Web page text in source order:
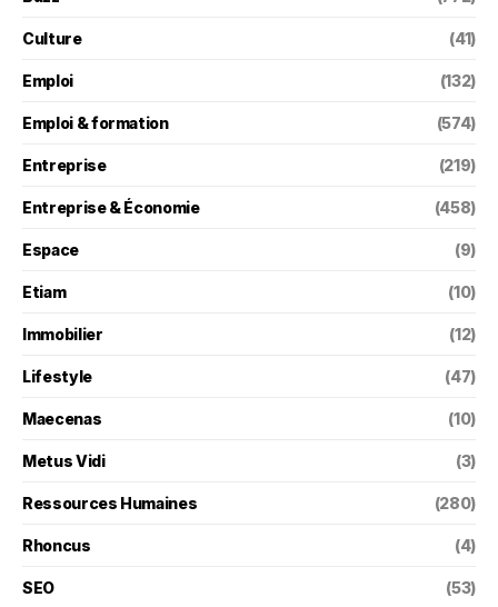
Culture (41)
Emploi (132)
Emploi & formation (574)
Entreprise (219)
Entreprise & Économie (458)
Espace (9)
Etiam (10)
Immobilier (12)
Lifestyle (47)
Maecenas (10)
Metus Vidi (3)
Ressources Humaines (280)
Rhoncus (4)
SEO (53)